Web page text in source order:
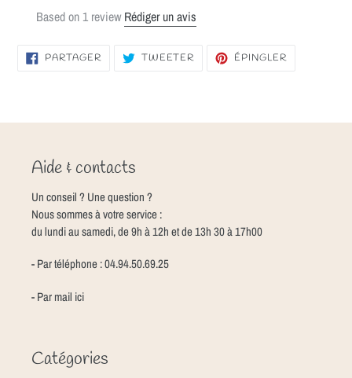
Based on 1 review Rédiger un avis
PARTAGERPARTAGER
SUR
TWEETER TWEETERÉPINGLER
Aide & contacts
Un conseil ? Une question ?
Nous sommes à votre service :
du lundi au samedi, de 9h à 12h et de 13h 30 à 17h00
- Par téléphone : 04.94.50.69.25
- Par mail ici
Catégories